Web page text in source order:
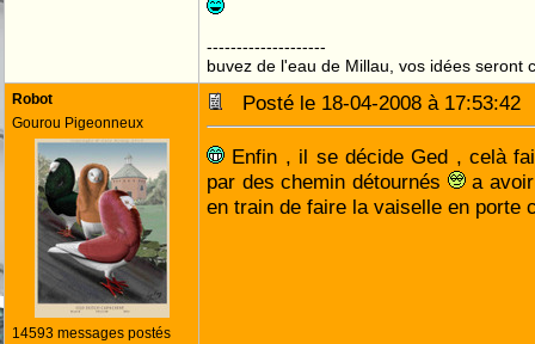
--------------------
buvez de l'eau de Millau, vos idées seront
Robot
Gourou Pigeonneux
14593 messages postés
Posté le 18-04-2008 à
Enfin , il se décide Ged , celà
par des chemin détournés
a avoir
en train de faire la vaiselle en porte